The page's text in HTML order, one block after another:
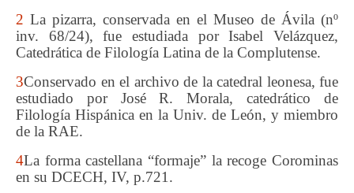
2 La pizarra, conservada en el Museo de Ávila (nº
inv. 68/24), fue estudiada por Isabel Velázquez,
Catedrática de Filología Latina de la Complutense.
3Conservado en el archivo de la catedral leonesa, fue
estudiado por José R. Morala, catedrático de
Filología Hispánica en la Univ. de León, y miembro
de la RAE.
4La forma castellana “formaje” la recoge Corominas
en su DCECH, IV, p.721.